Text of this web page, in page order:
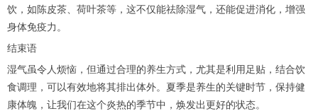
饮，如陈皮茶、荷叶茶等，这不仅能祛除湿气，还能促进消化，增强
身体免疫力。
结束语
湿气虽令人烦恼，但通过合理的养生方式，尤其是利用足贴，结合饮
食调理，可以有效地将其排出体外。夏季是养生的关键时节，保持健
康体魄，让我们在这个炎热的季节中，焕发出更好的状态。